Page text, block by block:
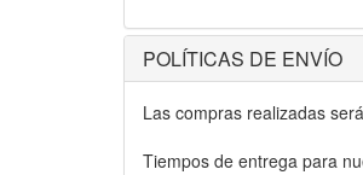
POLÍTICAS DE ENVÍO
Las compras realizadas
Tiempos de entrega para